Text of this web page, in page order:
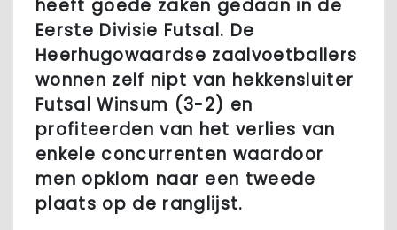
heeft goede zaken gedaan in de
Eerste Divisie Futsal. De
Heerhugowaardse zaalvoetballers
wonnen zelf nipt van hekkensluiter
Futsal Winsum (3-2) en
profiteerden van het verlies van
enkele concurrenten waardoor
men opklom naar een tweede
plaats op de ranglijst.